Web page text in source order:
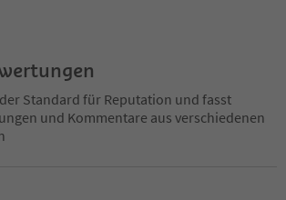
Standard für Reputation und fasst
und Kommentare aus verschiedenen